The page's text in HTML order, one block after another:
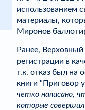
использованием
материалы,
Миронов
Ранее,
регистрации в
т.к. отказ был на
книги "Приговор
четко написано,
которые